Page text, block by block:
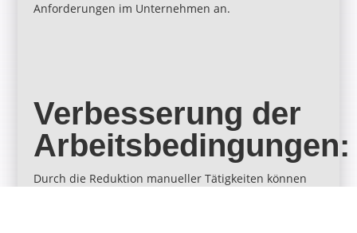
Anforderungen im Unternehmen an.
Verbesserung der
Arbeitsbedingungen:
Durch die Reduktion manueller Tätigkeiten können